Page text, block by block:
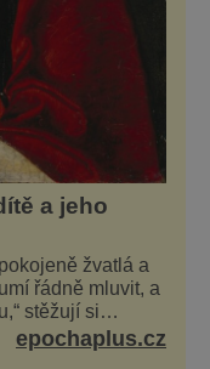
a jeho
žvatlá a
řádně mluvit, a
stěžují si
že droboučký
milion, na niž by
epochaplus.cz